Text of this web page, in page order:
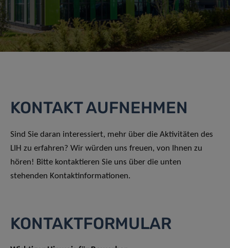
KONTAKT AUFNEHMEN
Sind Sie daran interessiert, mehr über die Aktivitäten des
LIH zu erfahren? Wir würden uns freuen, von Ihnen zu
hören! Bitte kontaktieren Sie uns über die unten
stehenden Kontaktinformationen.
KONTAKTFORMULAR